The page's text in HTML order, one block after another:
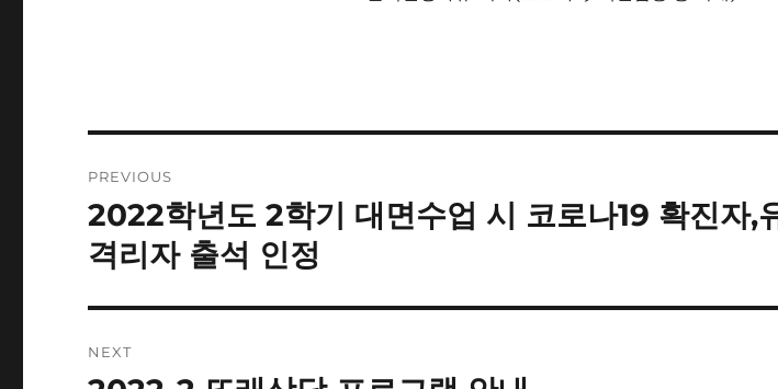
navigation
PREVIOUS
Previous
post:
2022학년도 2학기 대면수업 시 코로나19 확진자,
격리자 출석 인정
NEXT